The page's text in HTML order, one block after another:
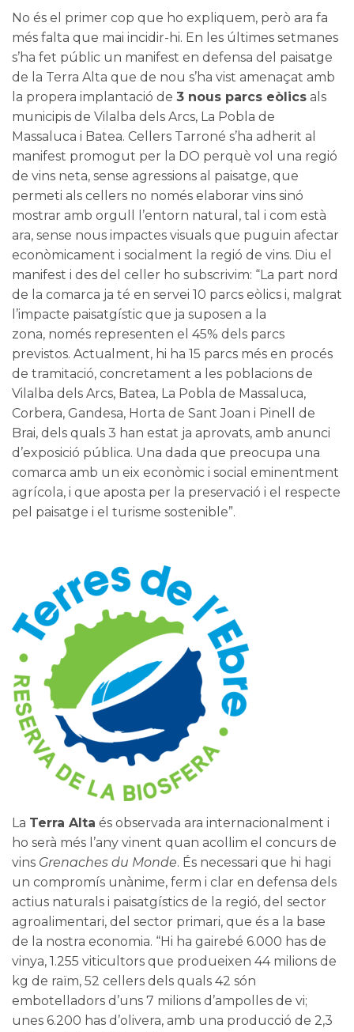
No és el primer cop que ho expliquem, però ara fa
més falta que mai incidir-hi. En les últimes setmanes
s’ha fet públic un manifest en defensa del paisatge
de la Terra Alta que de nou s’ha vist amenaçat amb
la propera implantació de 3 nous parcs eòlics als
municipis de Vilalba dels Arcs, La Pobla de
Massaluca i Batea. Cellers Tarroné s’ha adherit al
manifest promogut per la DO perquè vol una regió
de vins neta, sense agressions al paisatge, que
permeti als cellers no només elaborar vins sinó
mostrar amb orgull l’entorn natural, tal i com està
ara, sense nous impactes visuals que puguin afectar
econòmicament i socialment la regió de vins. Diu el
manifest i des del celler ho subscrivim: “La part nord
de la comarca ja té en servei 10 parcs eòlics i, malgrat
l’impacte paisatgístic que ja suposen a la
zona, només representen el 45% dels parcs
previstos. Actualment, hi ha 15 parcs més en procés
de tramitació, concretament a les poblacions de
Vilalba dels Arcs, Batea, La Pobla de Massaluca,
Corbera, Gandesa, Horta de Sant Joan i Pinell de
Brai, dels quals 3 han estat ja aprovats, amb anunci
d’exposició pública. Una dada que preocupa una
comarca amb un eix econòmic i social eminentment
agrícola, i que aposta per la preservació i el respecte
pel paisatge i el turisme sostenible”.
La Terra Alta és observada ara internacionalment i
ho serà més l’any vinent quan acollim el concurs de
vins Grenaches du Monde. És necessari que hi hagi
un compromís unànime, ferm i clar en defensa dels
actius naturals i paisatgístics de la regió, del sector
agroalimentari, del sector primari, que és a la base
de la nostra economia. “Hi ha gairebé 6.000 has de
vinya, 1.255 viticultors que produeixen 44 milions de
kg de raïm, 52 cellers dels quals 42 són
embotelladors d’uns 7 milions d’ampolles de vi;
unes 6.200 has d’olivera, amb una producció de 2,3